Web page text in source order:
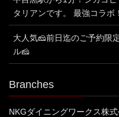
タリアンです。 最強コラボ
大人気🧀前日迄のご予約限
ル🧀
Branches
NKGダイニングワークス株